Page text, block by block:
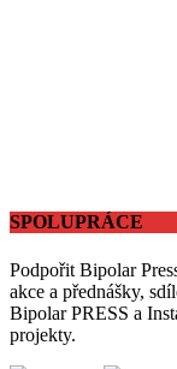
SPOLUPRÁCE
Podpořit Bipolar
akce a přednášky,
Bipolar PRESS a
projekty.